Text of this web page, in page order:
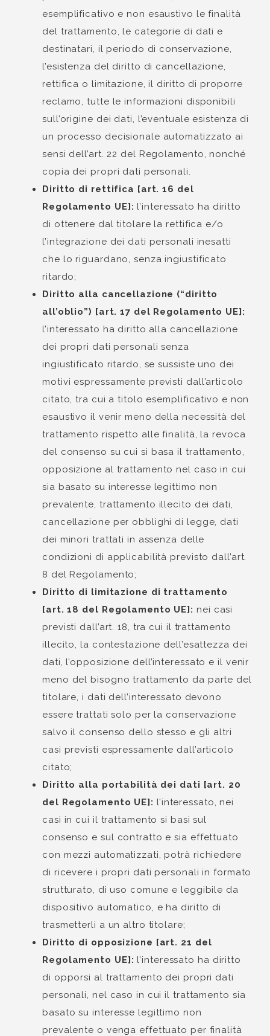
esemplificativo e non esaustivo le finalità
del trattamento, le categorie di dati e
destinatari, il periodo di conservazione,
l’esistenza del diritto di cancellazione,
rettifica o limitazione, il diritto di proporre
reclamo, tutte le informazioni disponibili
sull’origine dei dati, l’eventuale esistenza di
un processo decisionale automatizzato ai
sensi dell’art. 22 del Regolamento, nonché
copia dei propri dati personali.
Diritto di rettifica [art. 16 del
Regolamento UE]: l’interessato ha diritto
di ottenere dal titolare la rettifica e/o
l’integrazione dei dati personali inesatti
che lo riguardano, senza ingiustificato
ritardo;
Diritto alla cancellazione (“diritto
all’oblio”) [art. 17 del Regolamento UE]:
l’interessato ha diritto alla cancellazione
dei propri dati personali senza
ingiustificato ritardo, se sussiste uno dei
motivi espressamente previsti dall’articolo
citato, tra cui a titolo esemplificativo e non
esaustivo il venir meno della necessità del
trattamento rispetto alle finalità, la revoca
del consenso su cui si basa il trattamento,
opposizione al trattamento nel caso in cui
sia basato su interesse legittimo non
prevalente, trattamento illecito dei dati,
cancellazione per obblighi di legge, dati
dei minori trattati in assenza delle
condizioni di applicabilità previsto dall’art.
8 del Regolamento;
Diritto di limitazione di trattamento
[art. 18 del Regolamento UE]: nei casi
previsti dall’art. 18, tra cui il trattamento
illecito, la contestazione dell’esattezza dei
dati, l’opposizione dell’interessato e il venir
meno del bisogno trattamento da parte del
titolare, i dati dell’interessato devono
essere trattati solo per la conservazione
salvo il consenso dello stesso e gli altri
casi previsti espressamente dall’articolo
citato;
Diritto alla portabilità dei dati [art. 20
del Regolamento UE]: l’interessato, nei
casi in cui il trattamento si basi sul
consenso e sul contratto e sia effettuato
con mezzi automatizzati, potrà richiedere
di ricevere i propri dati personali in formato
strutturato, di uso comune e leggibile da
dispositivo automatico, e ha diritto di
trasmetterli a un altro titolare;
Diritto di opposizione [art. 21 del
Regolamento UE]: l’interessato ha diritto
di opporsi al trattamento dei propri dati
personali, nel caso in cui il trattamento sia
basato su interesse legittimo non
prevalente o venga effettuato per finalità